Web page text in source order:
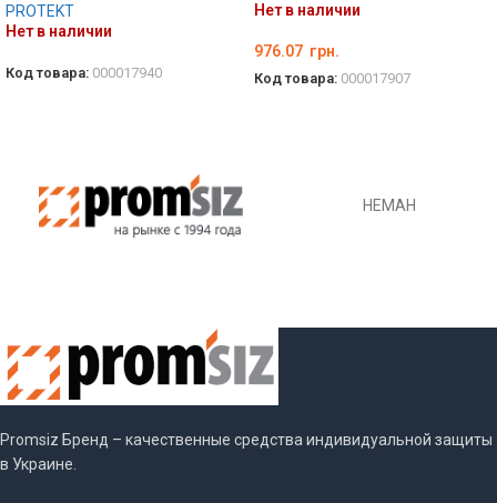
PROTEKT
Нет в наличии
Код товара: 000017940
Нет в наличии
976.07 грн.
Код товара: 000017907
НЕМАН
Promsiz Бренд – качественные средства индивидуальной защиты
в Украине.